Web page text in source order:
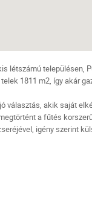
létszámú településen,
1811 m2, így akár
választás, akik saját
a fűtés
igény szerint